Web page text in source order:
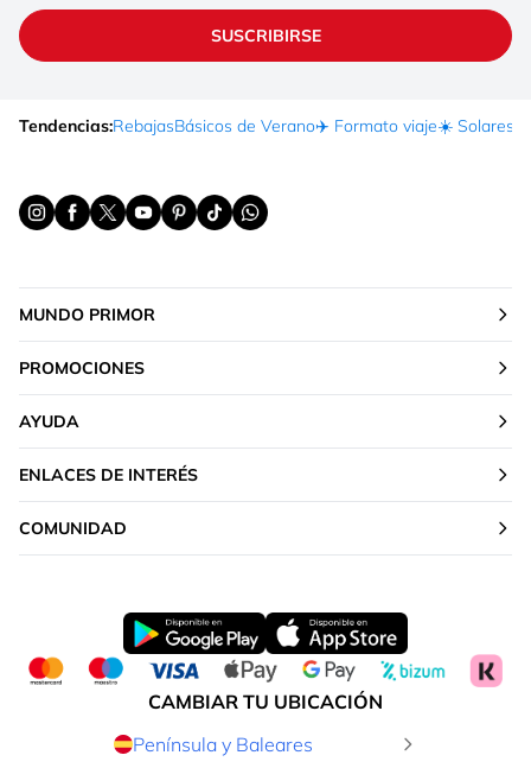
SUSCRIBIRSE
Tendencias:RebajasBásicos de Verano✈️ Formato viaje☀️ Solares
MUNDO PRIMOR
PROMOCIONES
AYUDA
ENLACES DE INTERÉS
COMUNIDAD
CAMBIAR TU UBICACIÓN
Península y Baleares